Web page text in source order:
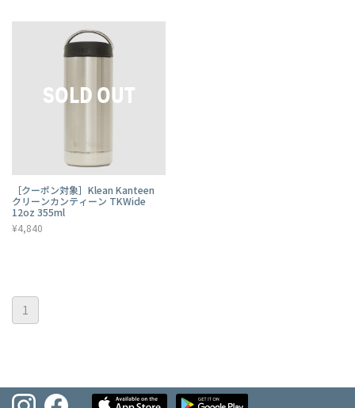
［クーポン対象］Klean Kanteen
クリーンカンティーン TKWide
12oz 355ml
¥4,840
1